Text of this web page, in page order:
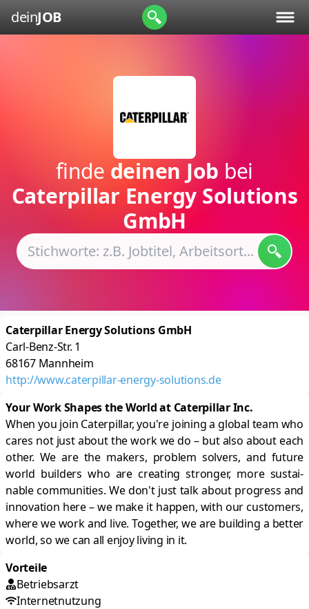
deinJOB
finde deinen Job bei
Caterpillar Energy Solutions
GmbH
Caterpillar Energy Solutions GmbH
Carl-Benz-Str. 1
68167 Mannheim
http://www.caterpillar-energy-solutions.de
Your Work Shapes the World at Caterpillar Inc.
When you join Caterpillar, you're joining a global team who
cares not just about the work we do – but also about each
other. We are the makers, prob­lem solvers, and future
world buil­ders who are crea­ting stronger, more sustai­
nable communi­ties. We don't just talk about pro­gress and
inno­vation here – we make it happen, with our customers,
where we work and live. Together, we are buil­ding a better
world, so we can all enjoy living in it.
Vorteile
Betriebsarzt
Internetnutzung